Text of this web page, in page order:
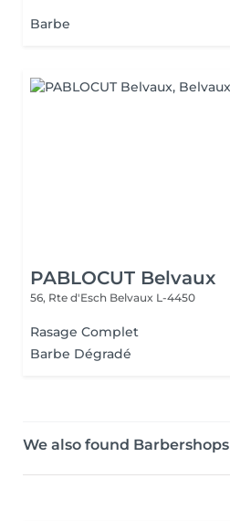
Barbe
PABLOCUT Belvaux
56, Rte d'Esch Belvaux L-4450
Rasage Complet
Barbe Dégradé
We also found